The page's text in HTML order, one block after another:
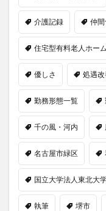
介護記録 仲間
住宅型有料老人ホーム
優しさ 処遇
勤務形態一覧
千の風・河内
名古屋市緑区
国立大学法人東北大
執筆 堺市